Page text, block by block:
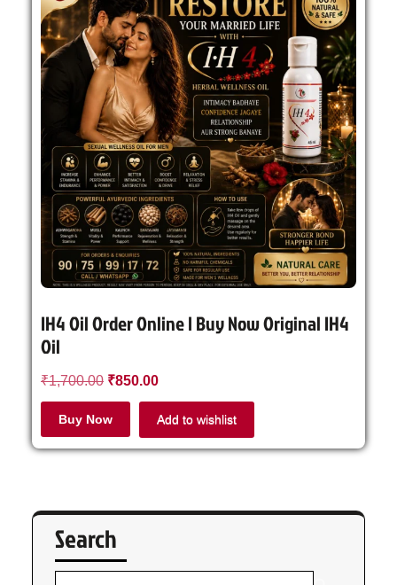
IH4 Oil Order Online | Buy Now Original IH4
Oil
₹1,700.00 ₹850.00
Buy Now Add to wishlist
Search